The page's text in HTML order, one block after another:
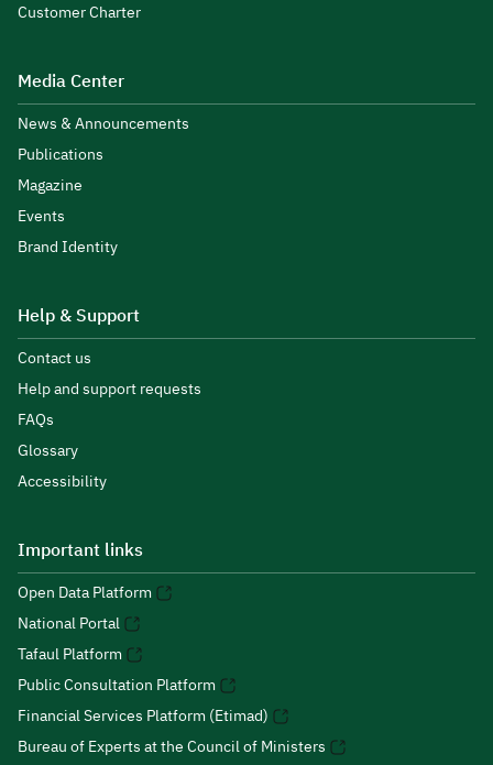
Customer Charter
Media Center
News & Announcements
Publications
Magazine
Events
Brand Identity
Help & Support
Contact us
Help and support requests
FAQs
Glossary
Accessibility
Important links
Open Data Platform
National Portal
Tafaul Platform
Public Consultation Platform
Financial Services Platform (Etimad)
Bureau of Experts at the Council of Ministers